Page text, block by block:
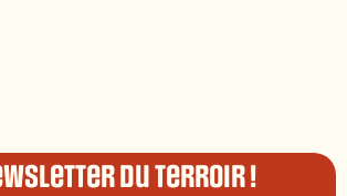
du terroir !